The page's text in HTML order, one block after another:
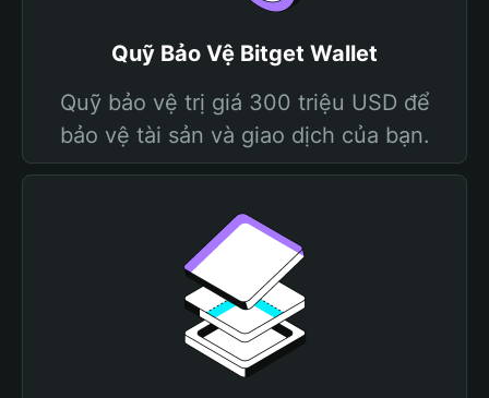
Quỹ Bảo Vệ Bitget Wallet
Quỹ bảo vệ trị giá 300 triệu USD để
bảo vệ tài sản và giao dịch của bạn.